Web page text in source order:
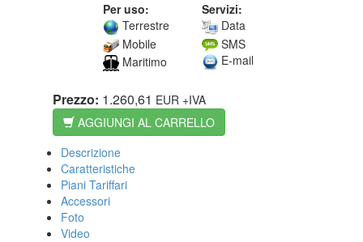
Per uso:
Terrestre
Mobile
Maritimo
Servizi:
Data
SMS
E-mail
Prezzo: 1.260,61 EUR +IVA
AGGIUNGI AL CARRELLO
Descrizione
Caratteristiche
Piani Tariffari
Accessori
Foto
Video